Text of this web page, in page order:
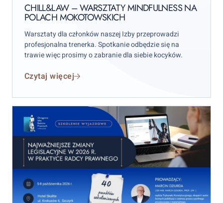
Polach
Mokotowskich
CHILL&LAW – WARSZTATY MINDFULNESS NA
POLACH MOKOTOWSKICH
Warsztaty dla członków naszej Izby przeprowadzi
profesjonalna trenerka. Spotkanie odbędzie się na
trawie więc prosimy o zabranie dla siebie kocyków.
Czytaj więcej